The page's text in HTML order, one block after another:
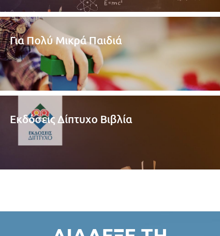
Για Πολύ Μικρά Παιδιά
Εκδόσεις Δίπτυχο Βιβλία